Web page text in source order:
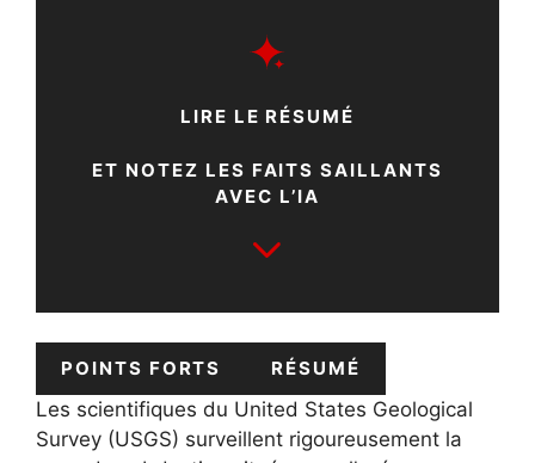
LIRE LE RÉSUMÉ
ET NOTEZ LES FAITS SAILLANTS
AVEC L’IA
POINTS FORTS RÉSUMÉ
Les scientifiques du United States Geological
Survey (USGS) surveillent rigoureusement la